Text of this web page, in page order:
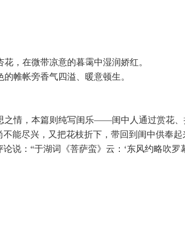
，在微带凉意的暮霭中湿润娇红。
帷帐旁香气四溢、暖意顿生。
情，本篇则纯写闺乐——闺中人通过赏花、
能尽兴，又把花枝折下，带回到闺中供奉
说：“于湖词《菩萨蛮》云：‘东风约略吹